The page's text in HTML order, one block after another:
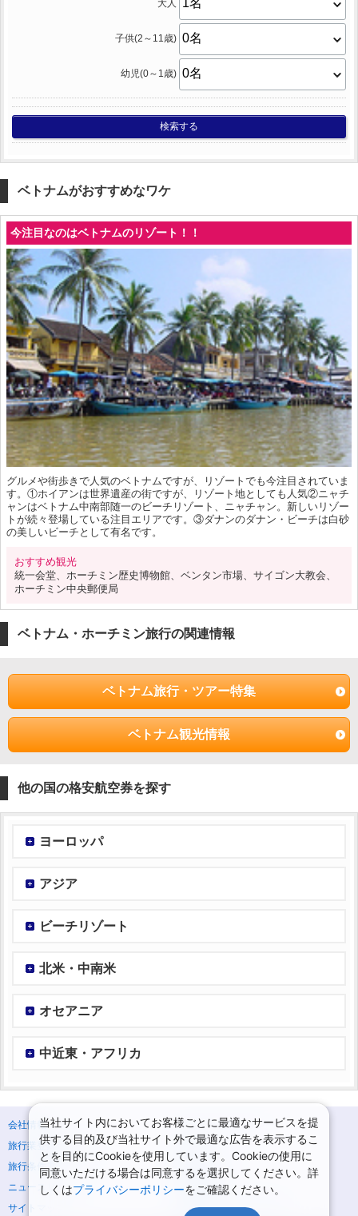
大人
子供(2～11歳)
幼児(0～1歳)
検索する
ベトナムがおすすめなワケ
今注目なのはベトナムのリゾート！！
グルメや街歩きで人気のベトナムですが、リゾートでも今注目されていま
す。①ホイアンは世界遺産の街ですが、リゾート地としても人気②ニャチ
ャンはベトナム中南部随一のビーチリゾート、ニャチャン。新しいリゾー
トが続々登場している注目エリアです。③ダナンのダナン・ビーチは白砂
の美しいビーチとして有名です。
おすすめ観光
統一会堂、ホーチミン歴史博物館、ベンタン市場、サイゴン大教会、
ホーチミン中央郵便局
ベトナム・ホーチミン旅行の関連情報
ベトナム旅行・ツアー特集
ベトナム観光情報
他の国の格安航空券を探す
ヨーロッパ
アジア
ビーチリゾート
北米・中南米
オセアニア
中近東・アフリカ
会社情報
プライバシーポリシー
旅行業登録票・約款
規約集
旅行条件書
商標について
ニュースリリース
採用情報
サイトマップ
システムメンテナンスの
当社サイト内においてお客様ごとに最適なサービスを提
供する目的及び当社サイト外で最適な広告を表示するこ
とを目的にCookieを使用しています。Cookieの使用に
同意いただける場合は同意するを選択してください。詳
しくはプライバシーポリシーをご確認ください。